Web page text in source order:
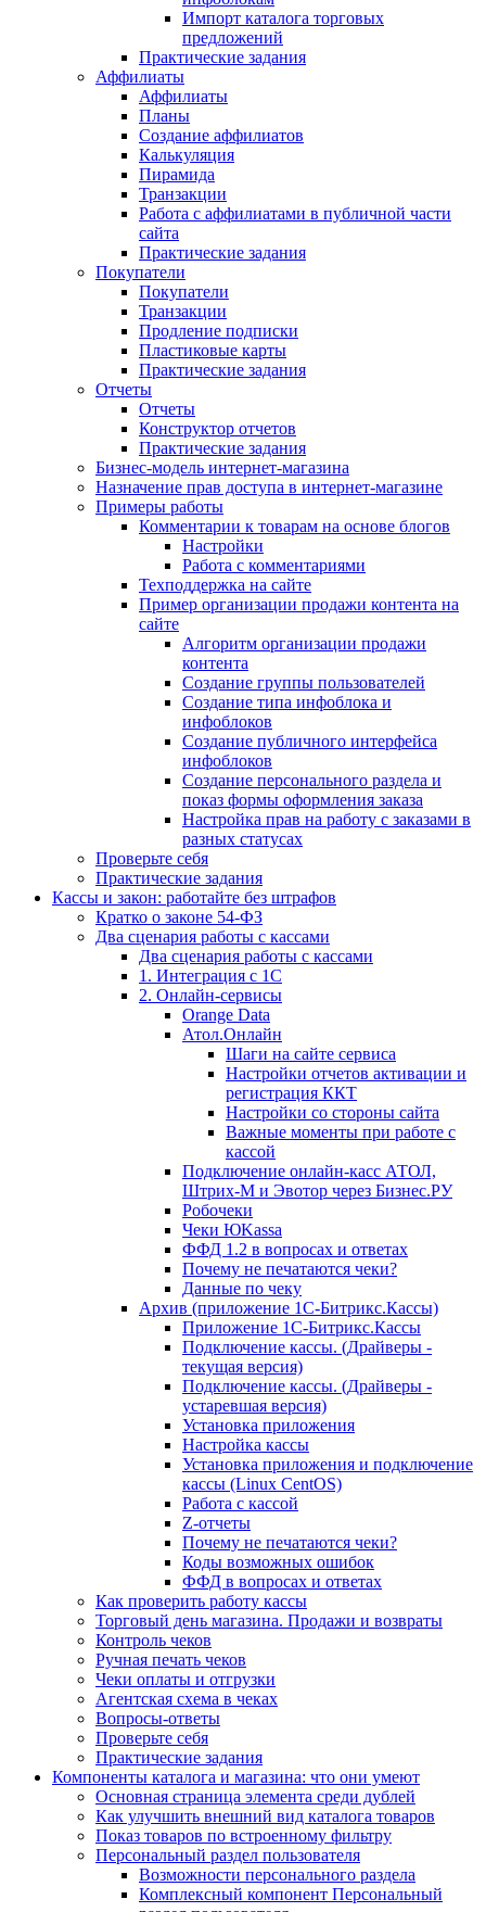
Импорт каталога торговых
предложений
Практические задания
Аффилиаты
Аффилиаты
Планы
Создание аффилиатов
Калькуляция
Пирамида
Транзакции
Работа с аффилиатами в публичной части
сайта
Практические задания
Покупатели
Покупатели
Транзакции
Продление подписки
Пластиковые карты
Практические задания
Отчеты
Отчеты
Конструктор отчетов
Практические задания
Бизнес-модель интернет-магазина
Назначение прав доступа в интернет-магазине
Примеры работы
Комментарии к товарам на основе блогов
Настройки
Работа с комментариями
Техподдержка на сайте
Пример организации продажи контента на
сайте
Алгоритм организации продажи
контента
Создание группы пользователей
Создание типа инфоблока и
инфоблоков
Создание публичного интерфейса
инфоблоков
Создание персонального раздела и
показ формы оформления заказа
Настройка прав на работу с заказами в
разных статусах
Проверьте себя
Практические задания
Кассы и закон: работайте без штрафов
Кратко о законе 54-ФЗ
Два сценария работы с кассами
Два сценария работы с кассами
1. Интеграция с 1С
2. Онлайн-сервисы
Orange Data
Атол.Онлайн
Шаги на сайте сервиса
Настройки отчетов активации и
регистрация ККТ
Настройки со стороны сайта
Важные моменты при работе с
кассой
Подключение онлайн-касс АТОЛ,
Штрих-М и Эвотор через Бизнес.РУ
Робочеки
Чеки ЮKassa
ФФД 1.2 в вопросах и ответах
Почему не печатаются чеки?
Данные по чеку
Архив (приложение 1С-Битрикс.Кассы)
Приложение 1С-Битрикс.Кассы
Подключение кассы. (Драйверы -
текущая версия)
Подключение кассы. (Драйверы -
устаревшая версия)
Установка приложения
Настройка кассы
Установка приложения и подключение
кассы (Linux CentOS)
Работа с кассой
Z-отчеты
Почему не печатаются чеки?
Коды возможных ошибок
ФФД в вопросах и ответах
Как проверить работу кассы
Торговый день магазина. Продажи и возвраты
Контроль чеков
Ручная печать чеков
Чеки оплаты и отгрузки
Агентская схема в чеках
Вопросы-ответы
Проверьте себя
Практические задания
Компоненты каталога и магазина: что они умеют
Основная страница элемента среди дублей
Как улучшить внешний вид каталога товаров
Показ товаров по встроенному фильтру
Персональный раздел пользователя
Возможности персонального раздела
Комплексный компонент Персональный